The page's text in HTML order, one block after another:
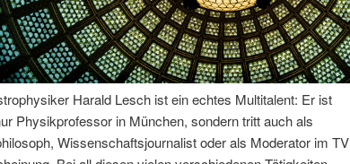
Harald Lesch ist ein echtes Multitalent: Er ist
Physikprofessor in München, sondern tritt auch als
Wissenschaftsjournalist oder als Moderator im TV